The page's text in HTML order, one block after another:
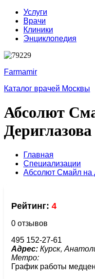
Услуги
Врачи
Клиники
Энциклопедия
Farmamir
Каталог врачей Москвы
Абсолют
Дериглазова
Главная
Специализации
Абсолют Смайл на
Рейтинг: 4
0 отзывов
495 152-27-61
Адрес: Курск,
Метро:
График работы